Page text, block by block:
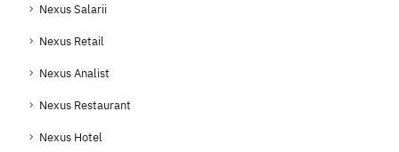
Nexus Salarii
Nexus Retail
Nexus Analist
Nexus Restaurant
Nexus Hotel